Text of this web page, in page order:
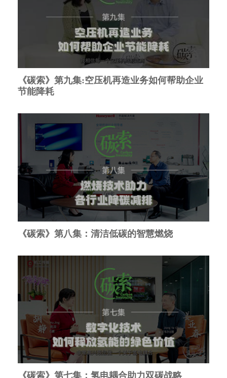
《碳索》第九集:空压机再造业务如何帮助企业
节能降耗
《碳索》第八集：清洁低碳的智慧燃烧
《碳索》第七集：氢电耦合助力双碳战略